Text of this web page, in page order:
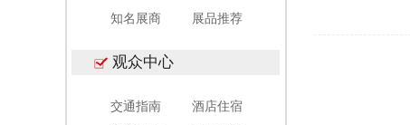
知名展商
展品推荐
观众中心
交通指南
酒店住宿